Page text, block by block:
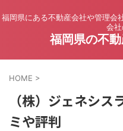
福岡県にある不動産会社や管理会
会社
福岡県の不
HOME >
（株）ジェネシ
ミや評判